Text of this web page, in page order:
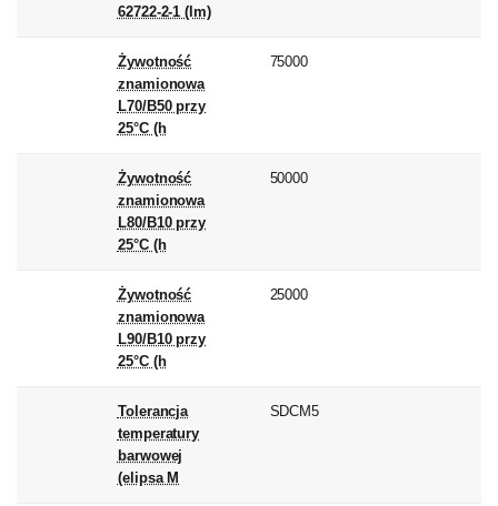
62722-2-1 (lm)
Żywotność
znamionowa
L70/B50 przy
25°C (h
75000
Żywotność
znamionowa
L80/B10 przy
25°C (h
50000
Żywotność
znamionowa
L90/B10 przy
25°C (h
25000
Tolerancja
temperatury
barwowej
(elipsa M
SDCM5